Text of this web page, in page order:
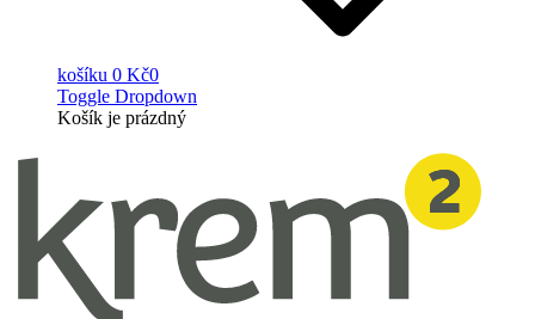
košíku 0 Kč0
Toggle Dropdown
Košík je prázdný